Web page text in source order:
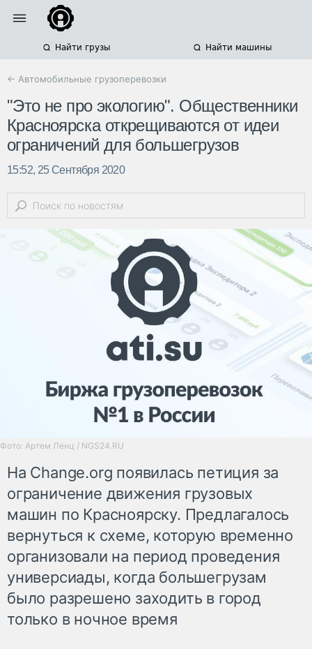
Найти грузы Найти машины
← Автомобильные грузоперевозки
"Это не про экологию". Общественники
Красноярска открещиваются от идеи
ограничений для большегрузов
15:52, 25 Сентября 2020
Фото: Артем Ленц / NGS24.RU
На Change.org появилась петиция за
ограничение движения грузовых
машин по Красноярску. Предлагалось
вернуться к схеме, которую временно
организовали на период проведения
универсиады, когда большегрузам
было разрешено заходить в город
только в ночное время